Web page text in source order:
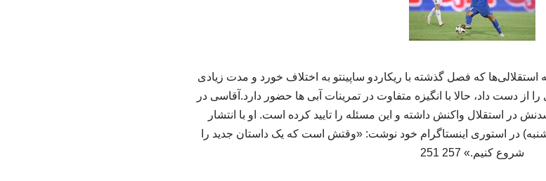
استقلالی‌ها که فصل گذشته با ریکاردو ساپینتو به اختلاف خورد و مدت زیادی
دست داد، حالا با انگیزه متفاوت در تمرینات آبی ها حضور دارد.آقاسی در
در استقلال واکنش داشته و این مسئله را تایید کرده است. او با انتشار
در استوری اینستاگرام خود نوشت: «وقتش است که یک داستان جدید را
شروع کنیم.» 257 251